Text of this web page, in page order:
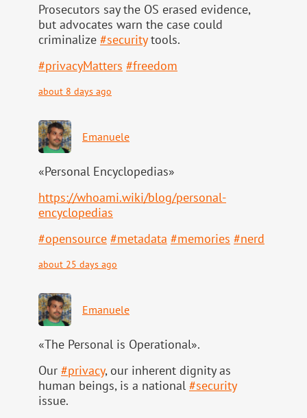
Prosecutors say the OS erased evidence,
but advocates warn the case could
criminalize #securitytools.
#privacyMatters #freedom
about 8 days ago
Emanuele
«Personal Encyclopedias»
https://whoami.wiki/blog/personal-
encyclopedias
#opensource #metadata #memories #nerd
about 25 days ago
Emanuele
«The Personal is Operational».
Our #privacy, our inherent dignity as
human beings, is a national #security
issue.